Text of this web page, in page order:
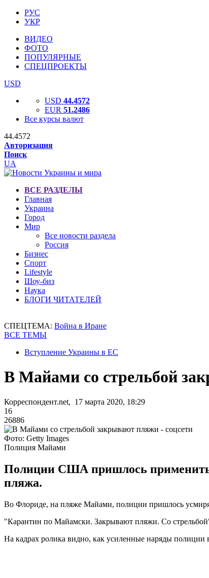
РУС
УКР
ВИДЕО
ФОТО
ПОПУЛЯРНЫЕ
СПЕЦПРОЕКТЫ
USD
USD 44.4572
EUR 51.2486
Все курсы валют
44.4572
Авторизация
Поиск
UA
ВСЕ РАЗДЕЛЫ
Главная
Украина
Город
Мир
Все новости раздела
Россия
Бизнес
Спорт
Lifestyle
Шоу-биз
Наука
БЛОГИ ЧИТАТЕЛЕЙ
СПЕЦТЕМА: Война в Иране
ВСЕ ТЕМЫ
Вступление Украины в ЕС
В Майами со стрельбой
Корреспондент.net, 17 марта 2020, 18:29
16
26886
Фото: Getty Images
Полиция Майами
Полиции США пришлось применить
пляжа.
Во Флориде, на пляже Майами, полиции пришлось
"Карантин по Майамски. Закрывают пляжи. Со
На кадрах ролика видно, как усиленные наряды полиции